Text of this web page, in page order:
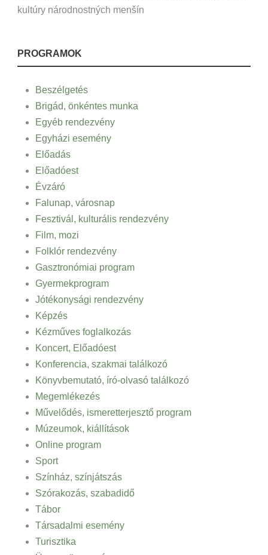
kultúry národnostných menšín
PROGRAMOK
Beszélgetés
Brigád, önkéntes munka
Egyéb rendezvény
Egyházi esemény
Előadás
Előadóest
Évzáró
Falunap, városnap
Fesztivál, kulturális rendezvény
Film, mozi
Folklór rendezvény
Gasztronómiai program
Gyermekprogram
Jótékonysági rendezvény
Képzés
Kézműves foglalkozás
Koncert, Előadóest
Konferencia, szakmai találkozó
Könyvbemutató, író-olvasó találkozó
Megemlékezés
Művelődés, ismeretterjesztő program
Múzeumok, kiállítások
Online program
Sport
Színház, színjátszás
Szórakozás, szabadidő
Tábor
Társadalmi esemény
Turisztika